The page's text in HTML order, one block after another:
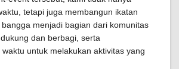
tetapi juga membangun ikatan
menjadi bagian dari komunitas
dan berbagi, serta
untuk melakukan aktivitas yang